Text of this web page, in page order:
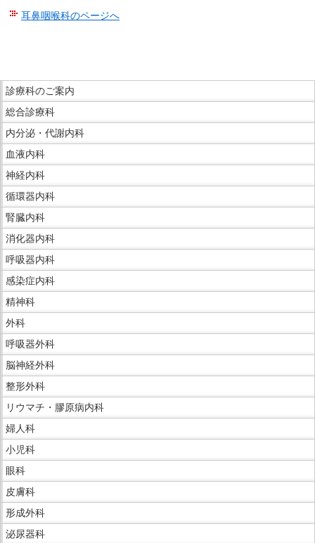
本
動
し
ま
す
サ
イ
ド
メ
ニ
ュ
ー
へ
移
動
し
ま
す
耳鼻咽喉科のページへ
で
本
文
で
す。
こ
こ
か
ら
サ
イ
ド
メ
ニ
ュ
ー
で
す。
診療科のご案内
総合診療科
内分泌・代謝内科
血液内科
神経内科
循環器内科
腎臓内科
消化器内科
呼吸器内科
感染症内科
精神科
外科
呼吸器外科
脳神経外科
整形外科
リウマチ・膠原病内科
婦人科
小児科
眼科
皮膚科
形成外科
泌尿器科